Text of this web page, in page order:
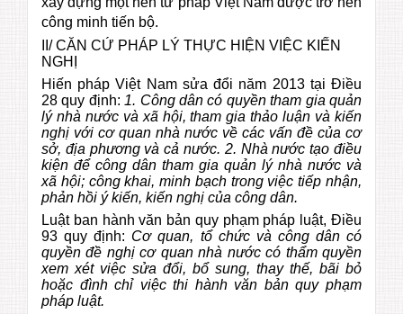
công minh tiến bộ.
II/ CĂN CỨ PHÁP LÝ THỰC HIỆN VIỆC KIẾN
NGHỊ
Hiến pháp Việt Nam sửa đổi năm 2013 tại Điều
28 quy định: 1. Công dân có quyền tham gia quản
lý nhà nước và xã hội, tham gia thảo luận và kiến
nghị với cơ quan nhà nước về các vấn đề của cơ
sở, địa phương và cả nước. 2. Nhà nước tạo điều
kiện để công dân tham gia quản lý nhà nước và
xã hội; công khai, minh bạch trong việc tiếp nhận,
phản hồi ý kiến, kiến nghị của công dân.
Luật ban hành văn bản quy phạm pháp luật, Điều
93 quy định: Cơ quan, tổ chức và công dân có
quyền đề nghị cơ quan nhà nước có thẩm quyền
xem xét việc sửa đổi, bổ sung, thay thế, bãi bỏ
hoặc đình chỉ việc thi hành văn bản quy phạm
pháp luật.